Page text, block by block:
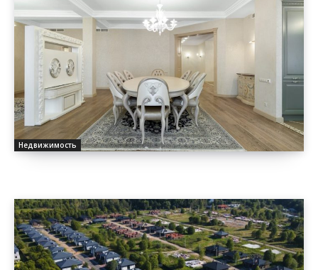
Недвижимость